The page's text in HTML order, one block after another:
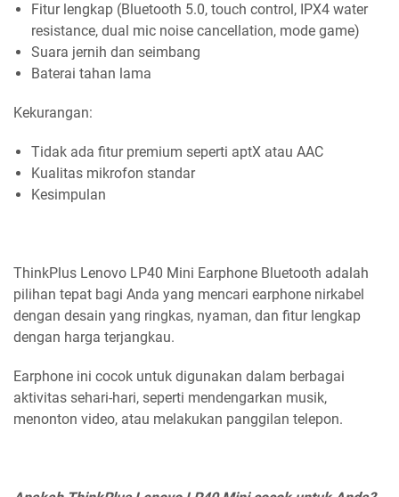
Fitur lengkap (Bluetooth 5.0, touch control, IPX4 water
resistance, dual mic noise cancellation, mode game)
Suara jernih dan seimbang
Baterai tahan lama
Kekurangan:
Tidak ada fitur premium seperti aptX atau AAC
Kualitas mikrofon standar
Kesimpulan
ThinkPlus Lenovo LP40 Mini Earphone Bluetooth adalah
pilihan tepat bagi Anda yang mencari earphone nirkabel
dengan desain yang ringkas, nyaman, dan fitur lengkap
dengan harga terjangkau.
Earphone ini cocok untuk digunakan dalam berbagai
aktivitas sehari-hari, seperti mendengarkan musik,
menonton video, atau melakukan panggilan telepon.